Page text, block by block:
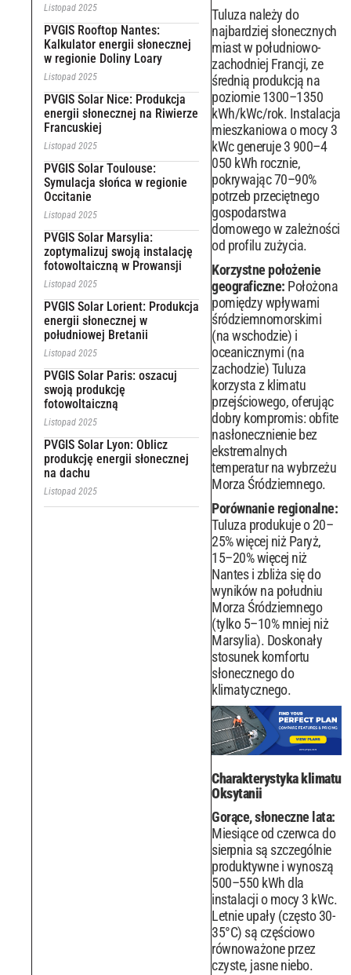
Listopad 2025
PVGIS Rooftop Nantes:
Kalkulator energii słonecznej
w regionie Doliny Loary
Listopad 2025
PVGIS Solar Nice: Produkcja
energii słonecznej na Riwierze
Francuskiej
Listopad 2025
PVGIS Solar Toulouse:
Symulacja słońca w regionie
Occitanie
Listopad 2025
PVGIS Solar Marsylia:
zoptymalizuj swoją instalację
fotowoltaiczną w Prowansji
Listopad 2025
PVGIS Solar Lorient: Produkcja
energii słonecznej w
południowej Bretanii
Listopad 2025
PVGIS Solar Paris: oszacuj
swoją produkcję
fotowoltaiczną
Listopad 2025
PVGIS Solar Lyon: Oblicz
produkcję energii słonecznej
na dachu
Listopad 2025
Tuluza należy do
najbardziej słonecznych
miast w południowo-
zachodniej Francji, ze
średnią produkcją na
poziomie 1300–1350
kWh/kWc/rok. Instalacja
mieszkaniowa o mocy 3
kWc generuje 3 900–4
050 kWh rocznie,
pokrywając 70–90%
potrzeb przeciętnego
gospodarstwa
domowego w zależności
od profilu zużycia.
Korzystne położenie
geograficzne: Położona
pomiędzy wpływami
śródziemnomorskimi
(na wschodzie) i
oceanicznymi (na
zachodzie) Tuluza
korzysta z klimatu
przejściowego, oferując
dobry kompromis: obfite
nasłonecznienie bez
ekstremalnych
temperatur na wybrzeżu
Morza Śródziemnego.
Porównanie regionalne:
Tuluza produkuje o 20–
25% więcej niż Paryż,
15–20% więcej niż
Nantes i zbliża się do
wyników na południu
Morza Śródziemnego
(tylko 5–10% mniej niż
Marsylia). Doskonały
stosunek komfortu
słonecznego do
klimatycznego.
Charakterystyka klimatu
Oksytanii
Gorące, słoneczne lata:
Miesiące od czerwca do
sierpnia są szczególnie
produktywne i wynoszą
500–550 kWh dla
instalacji o mocy 3 kWc.
Letnie upały (często 30-
35°C) są częściowo
równoważone przez
czyste, jasne niebo.